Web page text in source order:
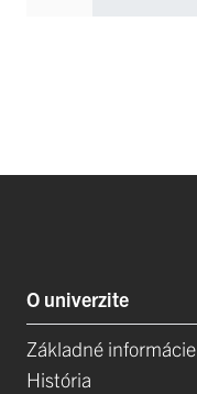
O univerzite
Základné informácie
História